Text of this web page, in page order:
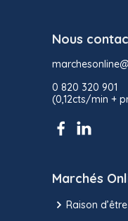
Nous
0 820 320 901
(0,12cts/min +
Marchés
Raison